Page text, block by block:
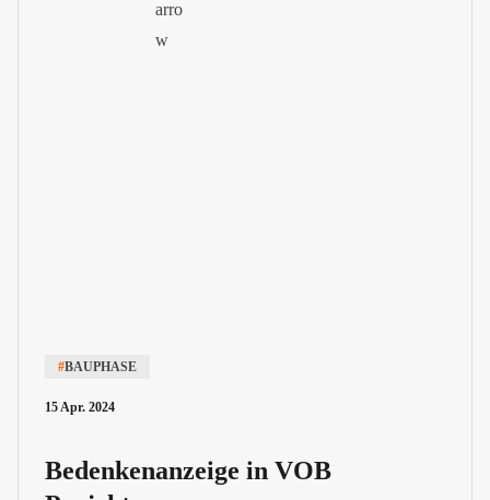
#BAUPHASE
15 Apr. 2024
Bedenkenanzeige in VOB